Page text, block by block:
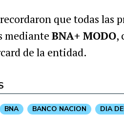
que todas las
mediante BNA+ MODO,
de la entidad.
BNA BANCO NACION DIA